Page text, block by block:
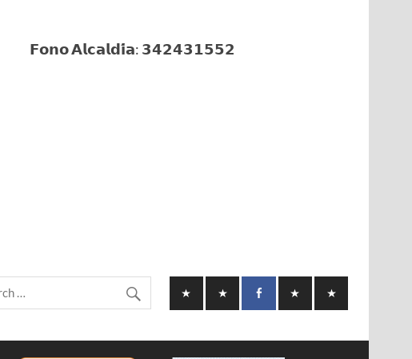
𝗙𝗼𝗻𝗼 𝗔𝗹𝗰𝗮𝗹𝗱𝗶́𝗮: 𝟯𝟰𝟮𝟰𝟯𝟭𝟱𝟱𝟮